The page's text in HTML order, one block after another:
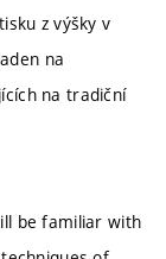
z výšky v
na
na tradiční
be familiar with